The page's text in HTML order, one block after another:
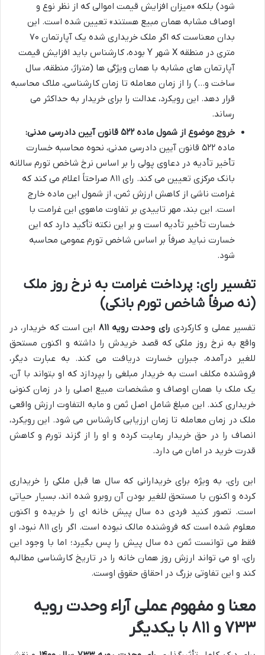
شود) بلکه «میزان افزایش قیمت اموالی که از نظر نوع و
اوصاف مشابه همان مبیع هستند» تعیین شده است. این
بدان معناست که اگر ملک خریداری شده یک آپارتمان ۷۰
متری در منطقه X شهر Y بوده، کارشناس باید افزایش قیمت
آپارتمان های مشابه با همان ویژگی ها (متراژ، منطقه، سال
ساخت و…) را از زمان معامله تا زمان کارشناسی، ملاک محاسبه
قرار دهد. این رویکرد، عدالت را برای خریدار به حداکثر می
رساند.
خروج موضوع از شمول ماده ۵۲۲ قانون آیین دادرسی مدنی:
ماده ۵۲۲ قانون آیین دادرسی مدنی، نحوه محاسبه خسارت
تأخیر تأدیه در دعاوی پولی را بر اساس نرخ شاخص تورم سالانه
بانک مرکزی تعیین می کند. رای ۸۱۱ صراحتاً اعلام می کند که
غرامت ناشی از کاهش ارزش ثمن، از شمول این ماده خارج
است. این بند، مهر تاییدی بر تفاوت ماهوی این غرامت با
خسارت تأخیر تأدیه است و بر این نکته تأکید دارد که این
خسارت نباید صرفاً بر اساس شاخص تورم عمومی محاسبه
شود.
تفسیر رای: پرداخت غرامت به نرخ روز ملک
(نه صرفاً شاخص تورم بانکی)
تفسیر عملی و کارکردی رای وحدت رویه ۸۱۱
این است که خریدار، در
واقع به نرخ روز ملکی که قصد خریدش را داشته و اکنون مستحق
للغیر درآمده، جبران خسارت دریافت می کند. به عبارت دیگر،
فروشنده مکلف است به خریدار مبلغی را بپردازد که او بتواند با آن،
یک ملک با همان اوصاف و مشخصات مبیع اصلی را در زمان کنونی
خریداری کند. این مبلغ شامل اصل ثمن و مابه التفاوت ارزش واقعی
ملک در زمان معامله تا زمان ارزیابی کارشناس می شود. این رویکرد،
انصاف را در حق خریدار رعایت کرده و او را از گزند تورم و کاهش
قدرت خرید در امان می دارد.
این رای، به ویژه برای خریدارانی که سال ها قبل ملکی را خریداری
کرده و اکنون با مستحق للغیر بودن آن روبرو شده اند، بسیار حیاتی
است. تصور کنید فردی ده سال پیش خانه ای را خریده و اکنون
معلوم شده است که فروشنده مالک نبوده است. اگر رای ۸۱۱ نبود، او
فقط می توانست ثمن ده سال پیش را پس بگیرد؛ اما با وجود این
رای، او می تواند ارزش روز همان خانه را در تاریخ کارشناسی مطالبه
کند و این تفاوتی بزرگ در احقاق حقوق اوست.
معنا و مفهوم عملی آراء وحدت رویه
۷۳۳ و ۸۱۱ با یکدیگر